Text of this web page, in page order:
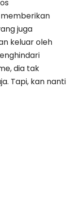
juga
keluar oleh
dia tak
Tapi, kan nanti